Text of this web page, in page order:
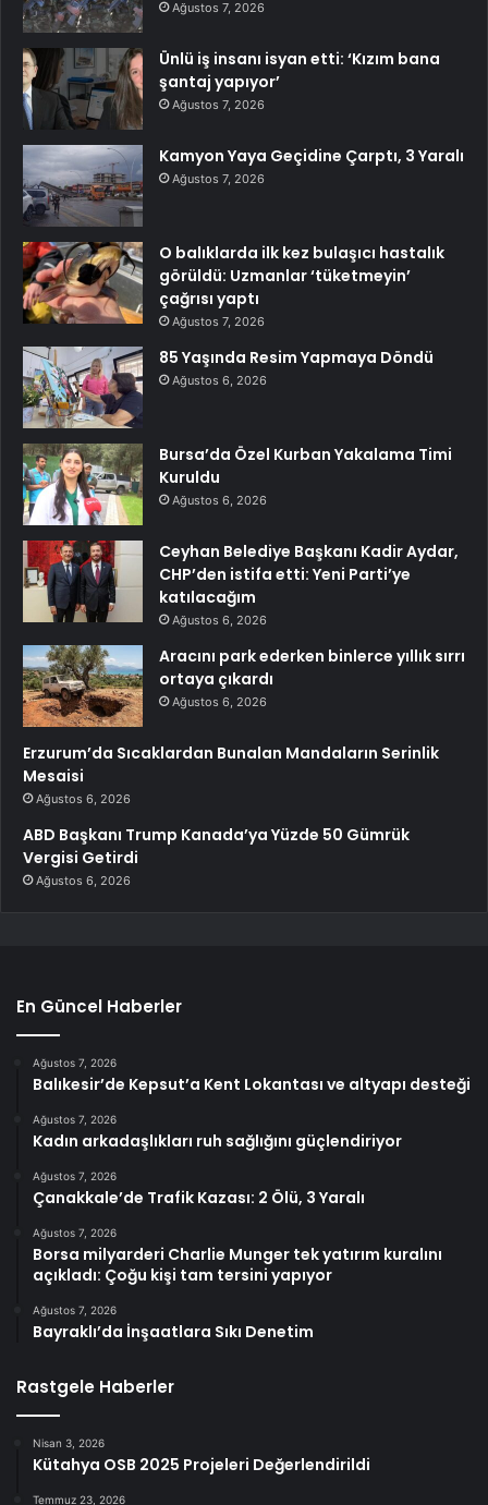
Ağustos 7, 2026
Ünlü iş insanı isyan etti: ‘Kızım bana
şantaj yapıyor’
Ağustos 7, 2026
Kamyon Yaya Geçidine Çarptı, 3 Yaralı
Ağustos 7, 2026
O balıklarda ilk kez bulaşıcı hastalık
görüldü: Uzmanlar ‘tüketmeyin’
çağrısı yaptı
Ağustos 7, 2026
85 Yaşında Resim Yapmaya Döndü
Ağustos 6, 2026
Bursa’da Özel Kurban Yakalama Timi
Kuruldu
Ağustos 6, 2026
Ceyhan Belediye Başkanı Kadir Aydar,
CHP’den istifa etti: Yeni Parti’ye
katılacağım
Ağustos 6, 2026
Aracını park ederken binlerce yıllık sırrı
ortaya çıkardı
Ağustos 6, 2026
Erzurum’da Sıcaklardan Bunalan Mandaların Serinlik
Mesaisi
Ağustos 6, 2026
ABD Başkanı Trump Kanada’ya Yüzde 50 Gümrük
Vergisi Getirdi
Ağustos 6, 2026
En Güncel Haberler
Ağustos 7, 2026
Balıkesir’de Kepsut’a Kent Lokantası ve altyapı desteği
Ağustos 7, 2026
Kadın arkadaşlıkları ruh sağlığını güçlendiriyor
Ağustos 7, 2026
Çanakkale’de Trafik Kazası: 2 Ölü, 3 Yaralı
Ağustos 7, 2026
Borsa milyarderi Charlie Munger tek yatırım kuralını
açıkladı: Çoğu kişi tam tersini yapıyor
Ağustos 7, 2026
Bayraklı’da İnşaatlara Sıkı Denetim
Rastgele Haberler
Nisan 3, 2026
Kütahya OSB 2025 Projeleri Değerlendirildi
Temmuz 23, 2026